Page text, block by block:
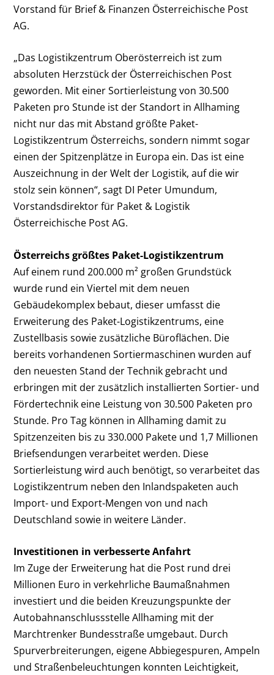
Vorstand für Brief & Finanzen Österreichische Post
AG.
„Das Logistikzentrum Oberösterreich ist zum
absoluten Herzstück der Österreichischen Post
geworden. Mit einer Sortierleistung von 30.500
Paketen pro Stunde ist der Standort in Allhaming
nicht nur das mit Abstand größte Paket-
Logistikzentrum Österreichs, sondern nimmt sogar
einen der Spitzenplätze in Europa ein. Das ist eine
Auszeichnung in der Welt der Logistik, auf die wir
stolz sein können“, sagt DI Peter Umundum,
Vorstandsdirektor für Paket & Logistik
Österreichische Post AG.
Österreichs größtes Paket-Logistikzentrum
Auf einem rund 200.000 m² großen Grundstück
wurde rund ein Viertel mit dem neuen
Gebäudekomplex bebaut, dieser umfasst die
Erweiterung des Paket-Logistikzentrums, eine
Zustellbasis sowie zusätzliche Büroflächen. Die
bereits vorhandenen Sortiermaschinen wurden auf
den neuesten Stand der Technik gebracht und
erbringen mit der zusätzlich installierten Sortier- und
Fördertechnik eine Leistung von 30.500 Paketen pro
Stunde. Pro Tag können in Allhaming damit zu
Spitzenzeiten bis zu 330.000 Pakete und 1,7 Millionen
Briefsendungen verarbeitet werden. Diese
Sortierleistung wird auch benötigt, so verarbeitet das
Logistikzentrum neben den Inlandspaketen auch
Import- und Export-Mengen von und nach
Deutschland sowie in weitere Länder.
Investitionen in verbesserte Anfahrt
Im Zuge der Erweiterung hat die Post rund drei
Millionen Euro in verkehrliche Baumaßnahmen
investiert und die beiden Kreuzungspunkte der
Autobahnanschlussstelle Allhaming mit der
Marchtrenker Bundesstraße umgebaut. Durch
Spurverbreiterungen, eigene Abbiegespuren, Ampeln
und Straßenbeleuchtungen konnten Leichtigkeit,